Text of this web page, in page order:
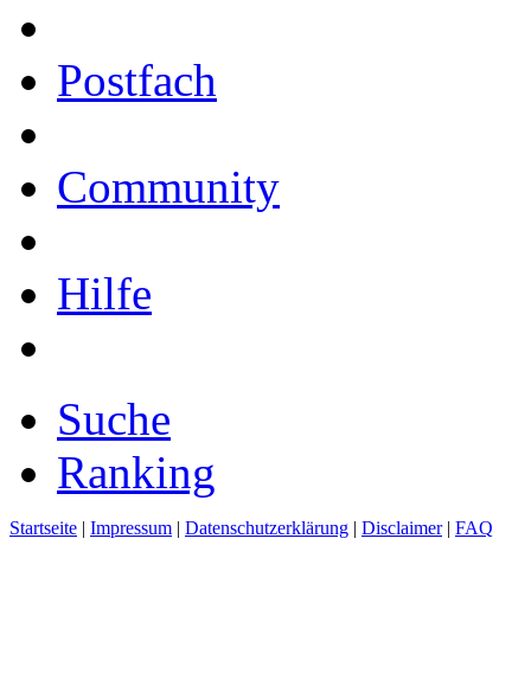
Postfach
Community
Hilfe
Suche
Ranking
Startseite | Impressum | Datenschutzerklärung | Disclaimer| FAQ